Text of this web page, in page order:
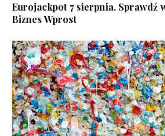
Eurojackpot 7 sierpnia. Sprawdź
Biznes Wprost